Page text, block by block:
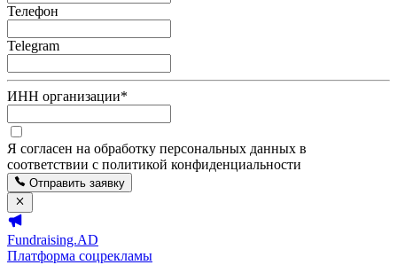
Телефон
Telegram
ИНН организации*
Я согласен на обработку персональных данных в
соответствии с политикой конфиденциальности
Отправить заявку
Fundraising.AD
Платформа соцрекламы